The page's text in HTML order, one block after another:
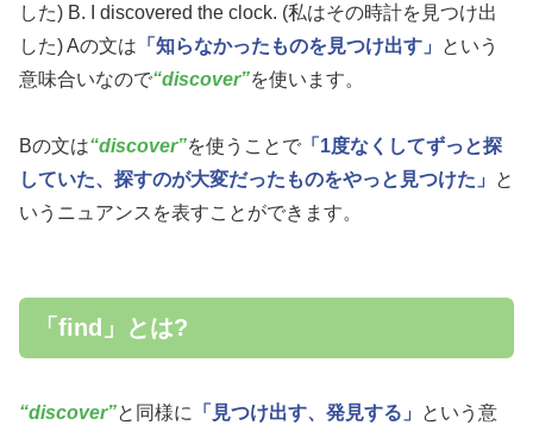
した) B. I discovered the clock. (私はその時計を見つけ出
した) Aの文は 「知らなかったものを見つけ出す」
という
意味合いなので“discover”を使います。
Bの文は“discover”を使うことで 「1度なくしてずっと探
していた、探すのが大変だったものをやっと見つけた」
と
いうニュアンスを表すことができます。
「find」とは?
“discover”と同様に 「見つけ出す、発見する」
という意